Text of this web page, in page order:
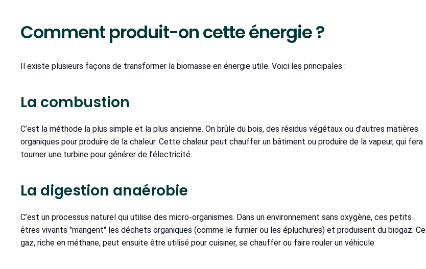
Comment produit-on cette énergie ?
Il existe plusieurs façons de transformer la biomasse en énergie utile. Voici les principales :
La combustion
C’est la méthode la plus simple et la plus ancienne. On brûle du bois, des résidus végétaux ou d'autres matières
organiques pour produire de la chaleur. Cette chaleur peut chauffer un bâtiment ou produire de la vapeur, qui fera
tourner une turbine pour générer de l’électricité.
La digestion anaérobie
C’est un processus naturel qui utilise des micro-organismes. Dans un environnement sans oxygène, ces petits
êtres vivants "mangent" les déchets organiques (comme le fumier ou les épluchures) et produisent du biogaz. Ce
gaz, riche en méthane, peut ensuite être utilisé pour cuisiner, se chauffer ou faire rouler un véhicule.